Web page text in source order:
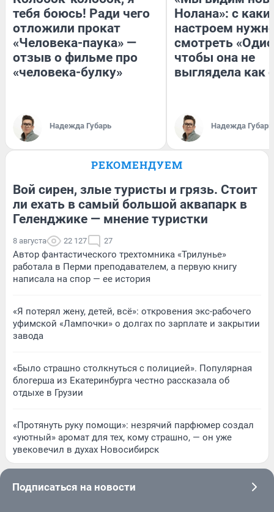
тебя боюсь! Ради чего
отложили прокат
«Человека-паука» —
отзыв о фильме про
«человека-булку»
Надежда Губарь
Нолана»: с
настроем
смотреть
чтобы она не
выглядела как
Надежда Губарь
РЕКОМЕНДУЕМ
Вой сирен, злые туристы и грязь. Стоит
ли ехать в самый большой аквапарк в
Геленджике — мнение туристки
8 августа 22 127 27
Автор фантастического трехтомника «Трилунье»
работала в Перми преподавателем, а первую книгу
написала на спор — ее история
«Я потерял жену, детей, всё»: откровения экс-рабочего
уфимской «Лампочки» о долгах по зарплате и закрытии
завода
«Было страшно столкнуться с полицией». Популярная
блогерша из Екатеринбурга честно рассказала об
отдыхе в Грузии
«Протянуть руку помощи»: незрячий парфюмер создал
«уютный» аромат для тех, кому страшно, — он уже
увековечил в духах Новосибирск
Подписаться на новости